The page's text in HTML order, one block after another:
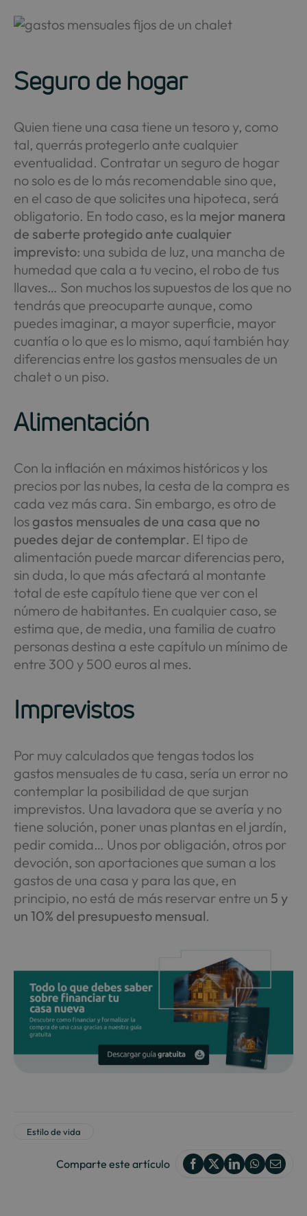
Seguro de hogar
Quien tiene una casa tiene un tesoro y, como
tal, querrás protegerlo ante cualquier
eventualidad. Contratar un seguro de hogar
no solo es de lo más recomendable sino que,
en el caso de que solicites una hipoteca, será
obligatorio. En todo caso, es la mejor manera
de saberte protegido ante cualquier
imprevisto: una subida de luz, una mancha de
humedad que cala a tu vecino, el robo de tus
llaves… Son muchos los supuestos de los que no
tendrás que preocuparte aunque, como
puedes imaginar, a mayor superficie, mayor
cuantía o lo que es lo mismo, aquí también hay
diferencias entre los gastos mensuales de un
chalet o un piso.
Alimentación
Con la inflación en máximos históricos y los
precios por las nubes, la cesta de la compra es
cada vez más cara. Sin embargo, es otro de
los gastos mensuales de una casa que no
puedes dejar de contemplar. El tipo de
alimentación puede marcar diferencias pero,
sin duda, lo que más afectará al montante
total de este capítulo tiene que ver con el
número de habitantes. En cualquier caso, se
estima que, de media, una familia de cuatro
personas destina a este capítulo un mínimo de
entre 300 y 500 euros al mes.
Imprevistos
Por muy calculados que tengas todos los
gastos mensuales de tu casa, sería un error no
contemplar la posibilidad de que surjan
imprevistos. Una lavadora que se avería y no
tiene solución, poner unas plantas en el jardín,
pedir comida… Unos por obligación, otros por
devoción, son aportaciones que suman a los
gastos de una casa y para las que, en
principio, no está de más reservar entre un 5 y
un 10% del presupuesto mensual.
Estilo de vida
Comparte este artículo